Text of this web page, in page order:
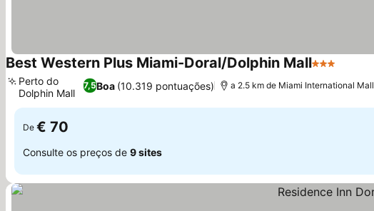
Best Western Plus Miami-Doral/Dolphin Mall3 Estrelas
7,5Boa (10.319 pontuações)
Perto do
Dolphin Mall
a 2.5 km de Miami International Mall
De € 70
Consulte os preços de 9 sites